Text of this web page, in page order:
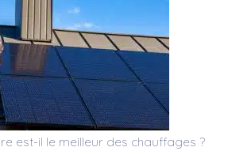
est-il le meilleur des chauffages ?